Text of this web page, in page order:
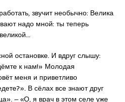
звучит необычно: Велика
надо мной: ты теперь
остановке. И вдруг слышу:
к нам!» Молодая
меня и приветливо
В сёлах все знают друг
‒ «О, я врач в этом селе уже